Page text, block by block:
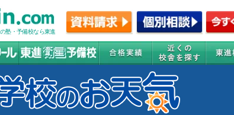
塾・予備校なら東進